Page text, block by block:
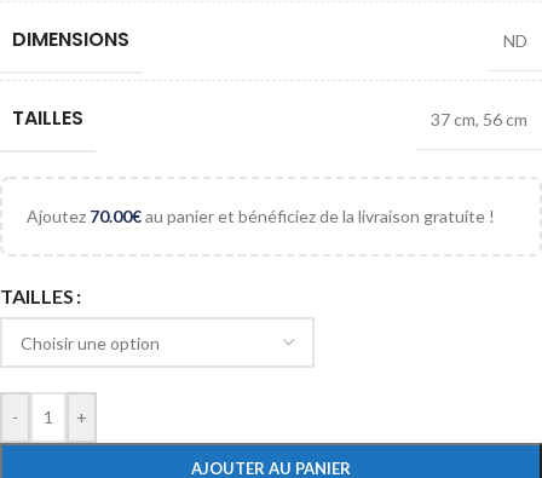
DIMENSIONS ND
TAILLES 37 cm, 56 cm
Ajoutez 70.00€au panier et bénéficiez de la livraison gratuite !
TAILLES
- +
AJOUTER AU PANIER